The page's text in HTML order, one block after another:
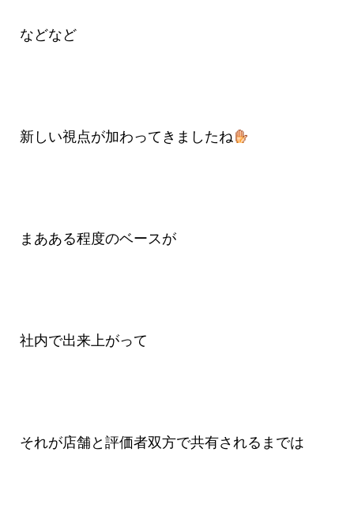
などなど
新しい視点が加わってきましたね
まあある程度のベースが
社内で出来上がって
それが店舗と評価者双方で共有されるまでは